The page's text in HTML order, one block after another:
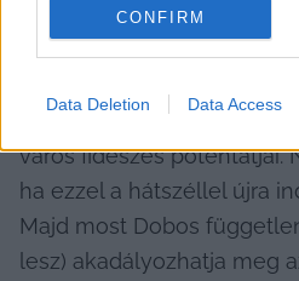
CONFIRM
Data Deletion Data Access
Legelőször az itt éppen a
városrészben, és
város fideszes potentátjai.
ha ezzel a hátszéllel újra
Majd most Dobos
lesz) akadályozhatja meg